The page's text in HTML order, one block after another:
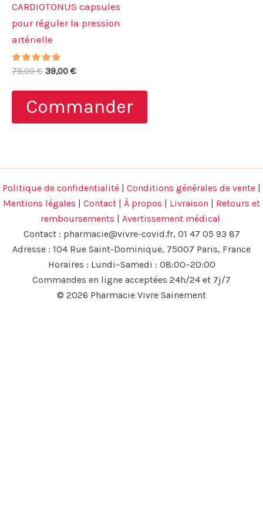
CARDIOTONUS capsules
pour réguler la pression
artérielle
Note
4.83
78,00€ Le
initial
était :
78,00 €.
39,00 €Le
actuel
est :
39,00 €.
Commander
Politique de confidentialité | Conditions générales de vente |
Mentions légales | Contact | À propos | Livraison | Retours et
remboursements | Avertissement médical
Contact : pharmacie@vivre-covid.fr, 01 47 05 93 87
Adresse : 104 Rue Saint-Dominique, 75007 Paris, France
Horaires : Lundi–Samedi : 08:00–20:00
Commandes en ligne acceptées 24h/24 et 7j/7
© 2026 Pharmacie Vivre Sainement